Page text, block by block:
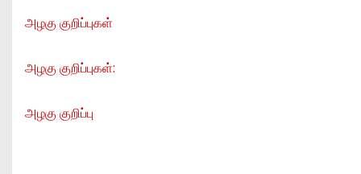
அழகு குறிப்புகள்
அழகு குறிப்புகள்:
அழகு குறிப்பு